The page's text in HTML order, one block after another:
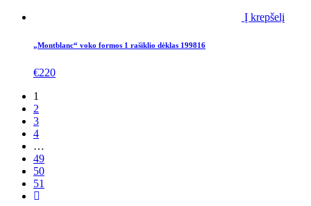
Į krepšelį
„Montblanc“ voko formos 1 rašiklio dėklas 199816
€220
1
2
3
4
…
49
50
51